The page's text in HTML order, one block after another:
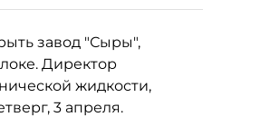
завод "Сыры",
Директор
жидкости,
3 апреля.